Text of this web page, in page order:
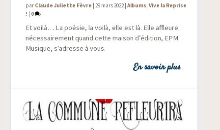
par Claude Juliette Fèvre |29 mars 2022|Albums,Vive la Reprise
!
0
Et voi­là… La poé­sie, la voi­là, elle est là. Elle affleure
néces­sai­re­ment quand cette mai­son d’édition, EPM
Musique, s’adresse à vous.
En savoir plus